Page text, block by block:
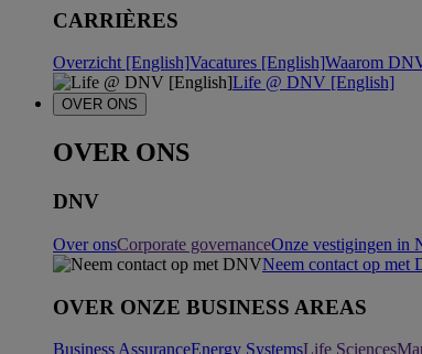
CARRIÈRES
Overzicht [English]Vacatures [English]Waarom
Life @ DNV [English]
OVER ONS
OVER ONS
DNV
Over onsCorporate governanceOnze vestigingen in
Neem contact op met
OVER ONZE BUSINESS AREAS
Business AssuranceEnergy SystemsLife Sciences